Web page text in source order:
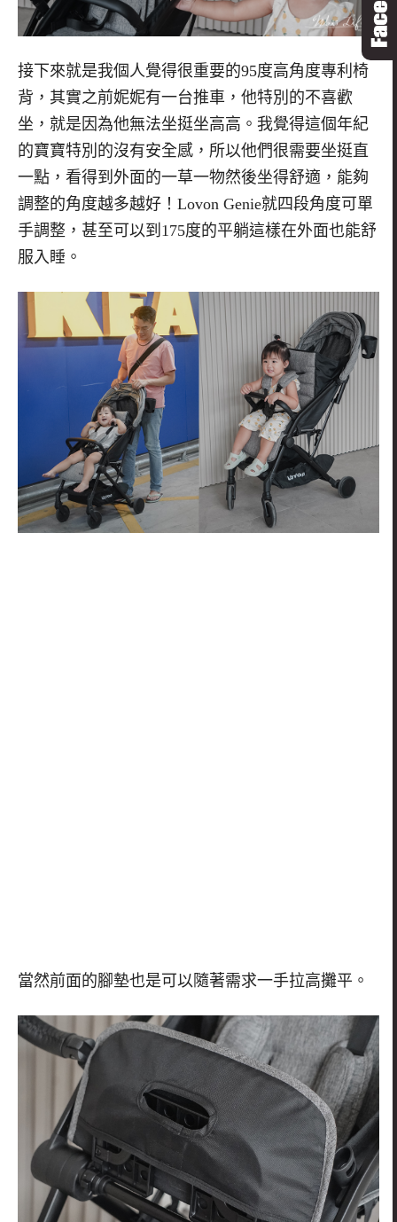
接下來就是我個人覺得很重要的95度高角度專利椅
背，其實之前妮妮有一台推車，他特別的不喜歡
坐，就是因為他無法坐挺坐高高。我覺得這個年紀
的寶寶特別的沒有安全感，所以他們很需要坐挺直
一點，看得到外面的一草一物然後坐得舒適，能夠
調整的角度越多越好！ Lovon Genie就四段角度可單
手調整，甚至可以到 175度的平躺這樣在外面也能舒
服入睡。
當然前面的腳墊也是可以隨著需求一手拉高攤平。